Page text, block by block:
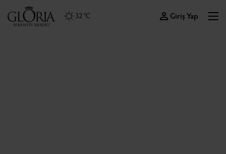
32 °C Giriş Yap